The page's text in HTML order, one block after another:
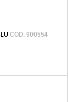
COD. 900554